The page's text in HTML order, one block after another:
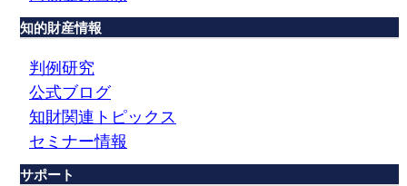
知的財産情報
判例研究
公式ブログ
知財関連トピックス
セミナー情報
サポート